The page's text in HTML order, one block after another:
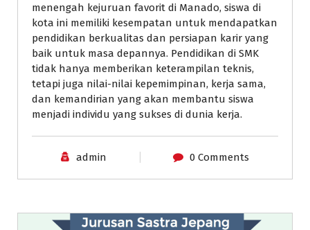
menengah kejuruan favorit di Manado, siswa di
kota ini memiliki kesempatan untuk mendapatkan
pendidikan berkualitas dan persiapan karir yang
baik untuk masa depannya. Pendidikan di SMK
tidak hanya memberikan keterampilan teknis,
tetapi juga nilai-nilai kepemimpinan, kerja sama,
dan kemandirian yang akan membantu siswa
menjadi individu yang sukses di dunia kerja.
admin 0 Comments